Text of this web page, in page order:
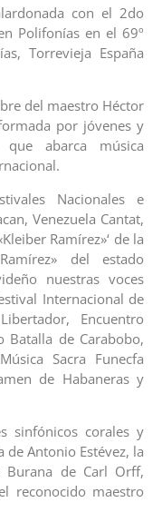
con el 2do
Polifonías en el 69º
Torrevieja España
del maestro Héctor
por jóvenes y
abarca música
Nacionales e
Venezuela Cantat,
Ramírez»‘ de la
del estado
nuestras voces
Internacional de
Encuentro
Batalla de Carabobo,
Sacra Funecfa
de Habaneras y
sinfónicos corales y
de Antonio Estévez, la
Burana de Carl Orff,
reconocido maestro